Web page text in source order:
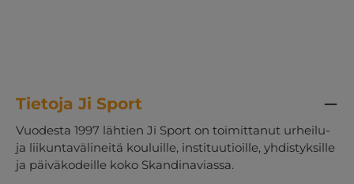
Tietoja Ji Sport
Vuodesta 1997 lähtien Ji Sport on toimittanut urheilu-
ja liikuntavälineitä kouluille, instituutioille, yhdistyksille
ja päiväkodeille koko Skandinaviassa.